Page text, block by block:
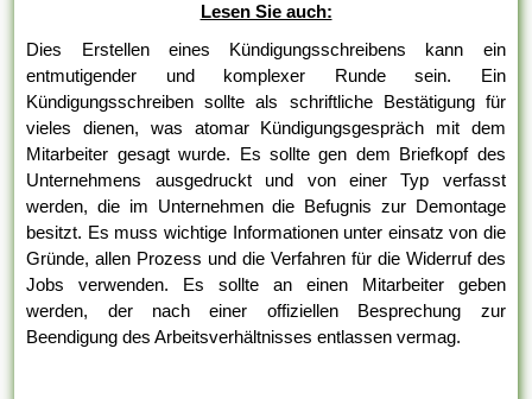
Lesen Sie auch:
Dies Erstellen eines Kündigungsschreibens kann ein
entmutigender und komplexer Runde sein. Ein
Kündigungsschreiben sollte als schriftliche Bestätigung für
vieles dienen, was atomar Kündigungsgespräch mit dem
Mitarbeiter gesagt wurde. Es sollte gen dem Briefkopf des
Unternehmens ausgedruckt und von einer Typ verfasst
werden, die im Unternehmen die Befugnis zur Demontage
besitzt. Es muss wichtige Informationen unter einsatz von die
Gründe, allen Prozess und die Verfahren für die Widerruf des
Jobs verwenden. Es sollte an einen Mitarbeiter geben
werden, der nach einer offiziellen Besprechung zur
Beendigung des Arbeitsverhältnisses entlassen vermag.